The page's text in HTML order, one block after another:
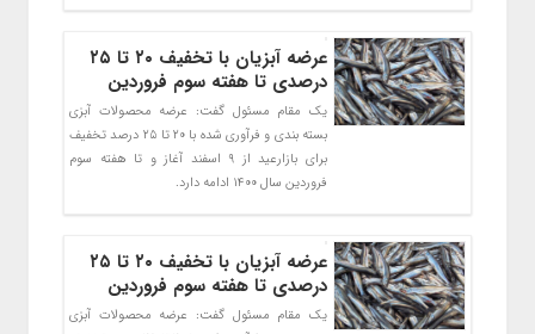
عرضه آبزیان با تخفیف ۲۰ تا ۲۵
درصدی تا هفته سوم فروردین
یک مقام مسئول گفت: عرضه محصولات آبزی
بسته بندی و فرآوری شده با ۲۰ تا ۲۵ درصد تخفیف
برای بازارعید از ۹ اسفند آغاز و تا هفته سوم
فروردین سال ۱۴۰۰ ادامه دارد.
عرضه آبزیان با تخفیف ۲۰ تا ۲۵
درصدی تا هفته سوم فروردین
یک مقام مسئول گفت: عرضه محصولات آبزی